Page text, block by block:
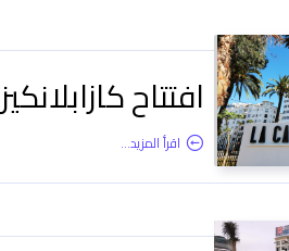
افتتاح كازابلانكيز
اقرأ المزيد...